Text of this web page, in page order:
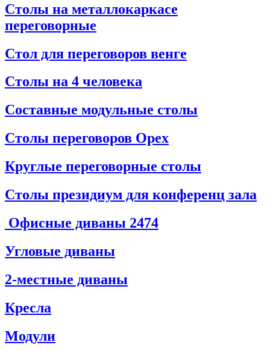
Столы на металлокаркасе
переговорные
Стол для переговоров венге
Столы на 4 человека
Составные модульные столы
Столы переговоров Орех
Круглые переговорные столы
Столы президиум для конференц зала
Офисные диваны 2474
Угловые диваны
2-местные диваны
Кресла
Модули